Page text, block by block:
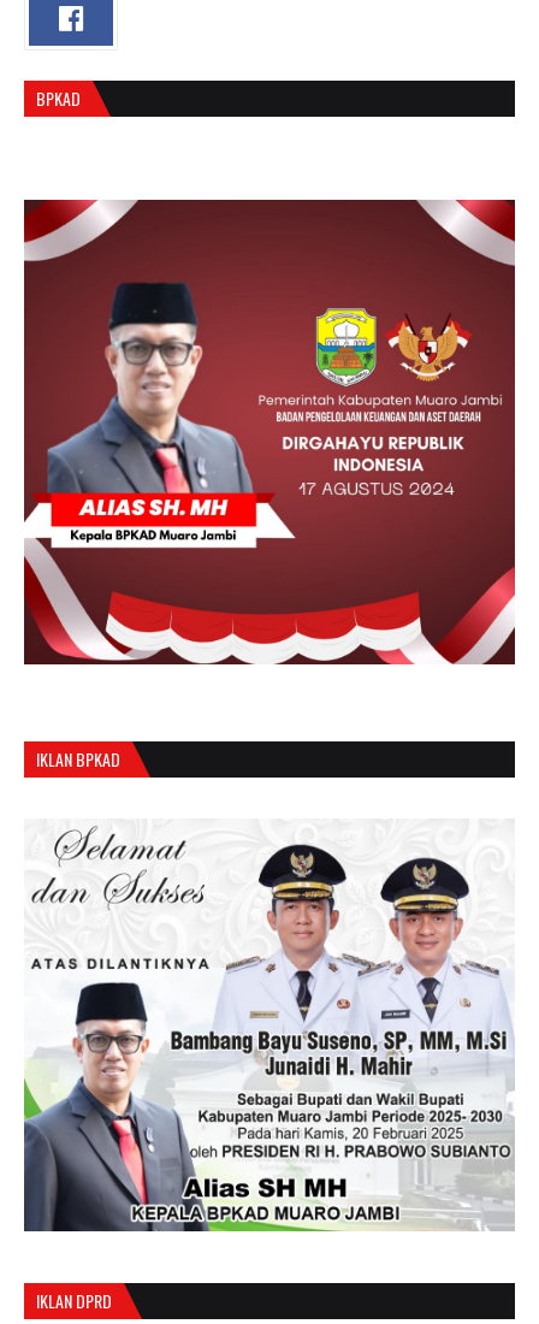
BPKAD
IKLAN BPKAD
IKLAN DPRD